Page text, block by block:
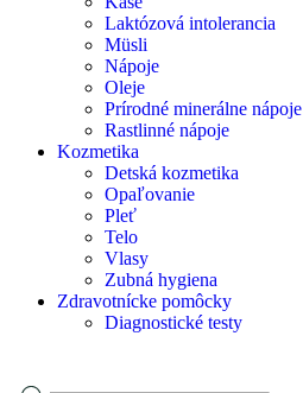
Laktózová intolerancia
Müsli
Nápoje
Oleje
Prírodné minerálne nápoje
Rastlinné nápoje
Kozmetika
Detská kozmetika
Opaľovanie
Pleť
Telo
Vlasy
Zubná hygiena
Zdravotnícke pomôcky
Diagnostické testy